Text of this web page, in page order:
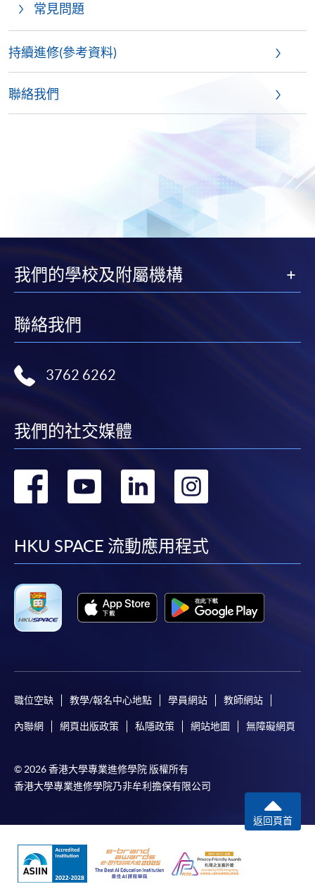
常見問題
持續進修(參考資料)
聯絡我們
我們的學校及附屬機構
聯絡我們
3762 6262
我們的社交媒體
轉
facebook
轉
youtube
轉
linkedin
轉
HKU SPACE 流動應用程式
職位空缺 教學/報名中心地點 學員網站 教師網站
內聯網 網頁出版政策 私隱政策 網站地圖 無障礙網頁
© 2026 香港大學專業進修學院 版權所有
香港大學專業進修學院乃非牟利擔保有限公司
返回頁首